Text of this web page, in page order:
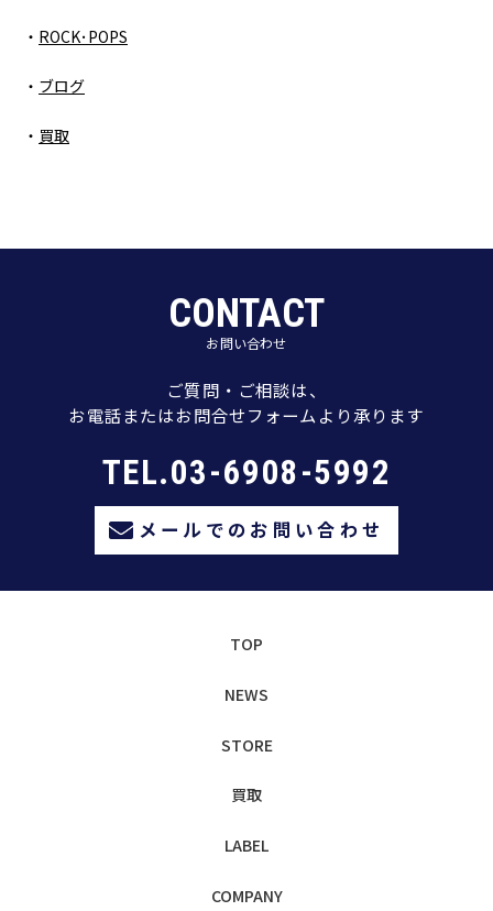
ROCK･POPS
ブログ
買取
CONTACT
お問い合わせ
ご質問・ご相談は、
お電話またはお問合せフォームより承ります
TEL.03-6908-5992
メールでのお問い合わせ
TOP
NEWS
STORE
買取
LABEL
COMPANY